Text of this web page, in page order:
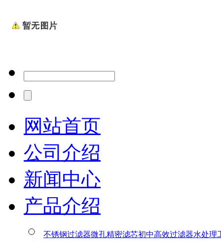
网站首页
公司介绍
新闻中心
产品介绍
不锈钢过滤器微孔精密滤芯初中高效过滤器水处理